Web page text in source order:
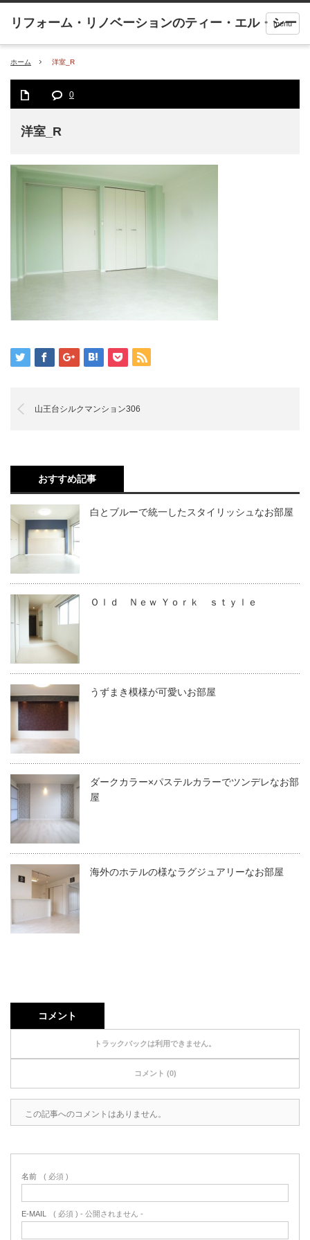
menu
ホーム 洋室_R
0
洋室_R
山王台シルクマンション306
おすすめ記事
白とブルーで統一したスタイリッシュなお部屋
Ｏｌｄ Ｎｅｗ Ｙｏｒｋ ｓｔｙｌｅ
うずまき模様が可愛いお部屋
ダークカラー×パステルカラーでツンデレなお部
屋
海外のホテルの様なラグジュアリーなお部屋
コメント
トラックバックは利用できません。
コメント (0)
この記事へのコメントはありません。
名前 ( 必須 )
E-MAIL ( 必須 ) - 公開されません -